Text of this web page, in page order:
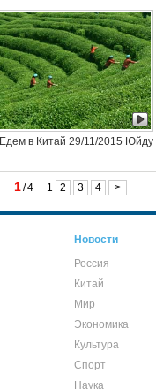
Едем в Китай 29/11/2015 Юйду
1/4 1 2 3 4 >
Новости
Россия
Китай
Мир
Экономика
Культура
Спорт
Наука